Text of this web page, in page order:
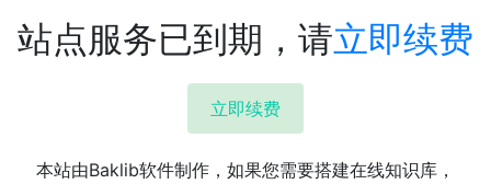
站点服务已到期，请立即续费
立即续费
本站由Baklib软件制作，如果您需要搭建在线知识库，